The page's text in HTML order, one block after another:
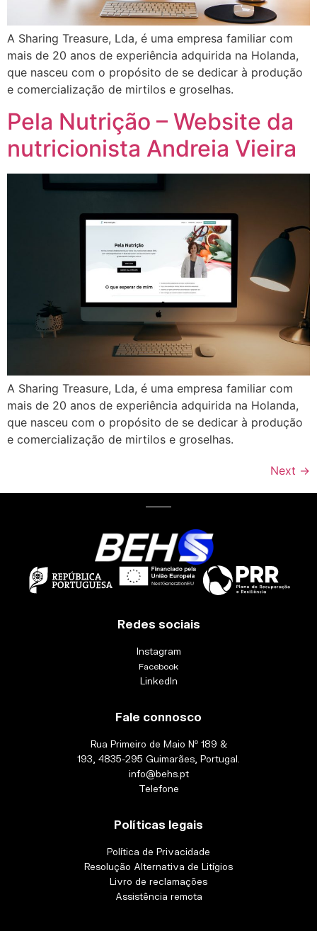
A Sharing Treasure, Lda, é uma empresa familiar com
mais de 20 anos de experiência adquirida na Holanda,
que nasceu com o propósito de se dedicar à produção
e comercialização de mirtilos e groselhas.
Pela Nutrição – Website da
nutricionista Andreia Vieira
A Sharing Treasure, Lda, é uma empresa familiar com
mais de 20 anos de experiência adquirida na Holanda,
que nasceu com o propósito de se dedicar à produção
e comercialização de mirtilos e groselhas.
Next →
Redes sociais
Instagram
Facebook
LinkedIn
Fale connosco
Rua Primeiro de Maio Nº 189 &
193, 4835-295 Guimarães, Portugal.
info@behs.pt
Telefone
Políticas legais
Política de Privacidade
Resolução Alternativa de Litígios
Livro de reclamações
Assistência remota